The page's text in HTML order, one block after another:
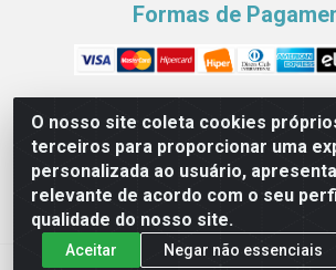
O nosso site coleta cookies
terceiros para proporcionar uma
personalizada ao usuário,
relevante de acordo com o seu
qualidade do nosso site.
Aceitar Negar não essenciais
Formas de
Novesete Distribuidora LTDA - Avenida
Terminal Intermodal da Serra, Serra/ES -
CNPJ 29.479.604/0001-